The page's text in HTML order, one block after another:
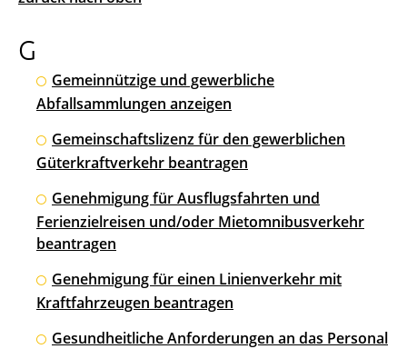
G
Gemeinnützige und gewerbliche
Abfallsammlungen anzeigen
Gemeinschaftslizenz für den gewerblichen
Güterkraftverkehr beantragen
Genehmigung für Ausflugsfahrten und
Ferienzielreisen und/oder Mietomnibusverkehr
beantragen
Genehmigung für einen Linienverkehr mit
Kraftfahrzeugen beantragen
Gesundheitliche Anforderungen an das Personal